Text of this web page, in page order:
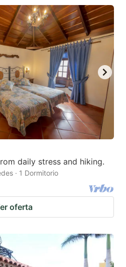
daily stress and hiking.
· 1 Dormitorio
oferta